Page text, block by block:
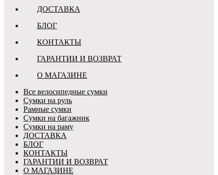
ДОСТАВКА
БЛОГ
КОНТАКТЫ
ГАРАНТИИ И ВОЗВРАТ
О МАГАЗИНЕ
Все велосипедные сумки
Сумки на руль
Рамные сумки
Сумки на багажник
Сумки на раму
ДОСТАВКА
БЛОГ
КОНТАКТЫ
ГАРАНТИИ И ВОЗВРАТ
О МАГАЗИНЕ